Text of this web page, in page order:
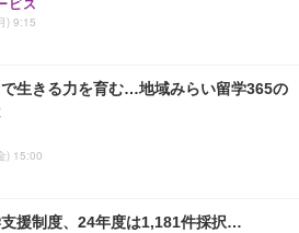
ビス
) 9:15
で生きる力を育む…地域みらい留学365の
) 15:00
援制度、24年度は1,181件採択…